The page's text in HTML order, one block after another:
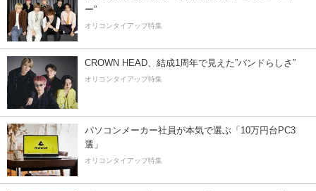
ー”
オリコンタイアップ特集
CROWN HEAD、結成1周年で見えた”バンドらしさ”
オリコンタイアップ特集
パソコンメーカー社員が本気で選ぶ「10万円台PC3
選」
オリコンタイアップ特集